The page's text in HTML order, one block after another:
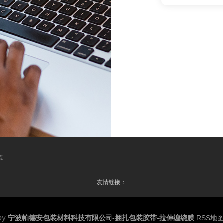
友情链接：
宁波帕德安包装材料科技有限公司-捆扎包装胶带-拉伸缠绕膜 RSS地图